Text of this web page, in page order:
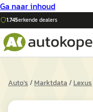
Ga naar inhoud
1.745erkende dealers
Auto's/Marktdata/Lexus